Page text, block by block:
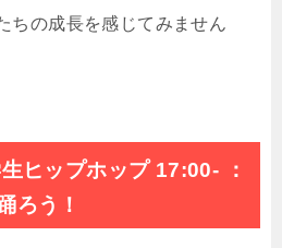
ちの成長を感じてみません
ヒップホップ 17:00- ：
ろう！